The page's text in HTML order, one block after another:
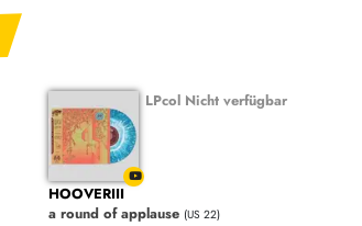
LPcol Nicht verfügbar
HOOVERIII
a round of applause (US 22)